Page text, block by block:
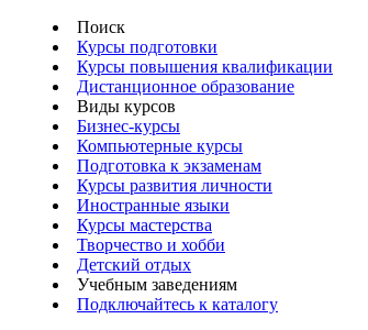
Поиск
Курсы подготовки
Курсы повышения квалификации
Дистанционное образование
Виды курсов
Бизнес-курсы
Компьютерные курсы
Подготовка к экзаменам
Курсы развития личности
Иностранные языки
Курсы мастерства
Творчество и хобби
Детский отдых
Учебным заведениям
Подключайтесь к каталогу